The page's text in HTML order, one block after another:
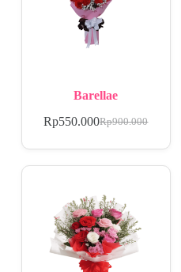
Barellae
Rp900.000
Rp550.000